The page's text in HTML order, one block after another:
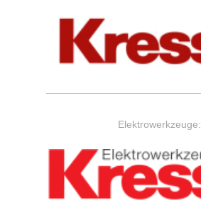
Elektrowerkzeuge: